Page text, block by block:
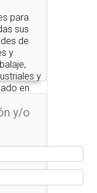
para
sus
de
y
y
en
las
y/o